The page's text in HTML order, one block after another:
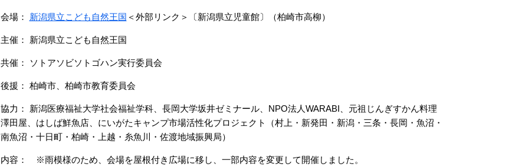
会場： 新潟県立こども自然王国 ＜外部リンク＞ 〔新潟県立児童館〕（柏崎市高柳）
主催： 新潟県立こども自然王国
共催： ソトアソビソトゴハン実行委員会
後援： 柏崎市、柏崎市教育委員会
協力： 新潟医療福祉大学社会福祉学科、長岡大学坂井ゼミナール、NPO法人WARABI、元祖じんぎすかん料理
澤田屋、はしば鮮魚店、にいがたキャンプ市場活性化プロジェクト（村上・新発田・新潟・三条・長岡・魚沼・
南魚沼・十日町・柏崎・上越・糸魚川・佐渡地域振興局）
内容： ※雨模様のため、会場を屋根付き広場に移し、一部内容を変更して開催しました。